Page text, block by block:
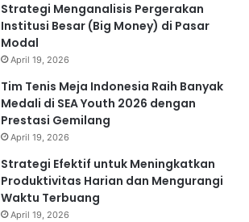
Strategi Menganalisis Pergerakan
Institusi Besar (Big Money) di Pasar
Modal
April 19, 2026
Tim Tenis Meja Indonesia Raih Banyak
Medali di SEA Youth 2026 dengan
Prestasi Gemilang
April 19, 2026
Strategi Efektif untuk Meningkatkan
Produktivitas Harian dan Mengurangi
Waktu Terbuang
April 19, 2026